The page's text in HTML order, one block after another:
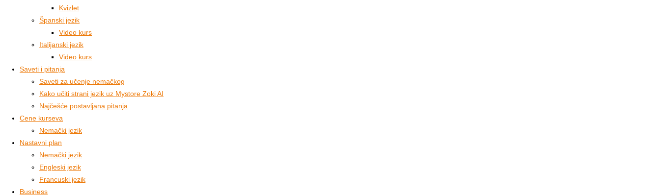
Kvizlet
Španski jezik
Video kurs
Italijanski jezik
Video kurs
Saveti i pitanja
Saveti za učenje nemačkog
Kako učiti strani jezik uz Mystore Zoki AI
Najčešće postavljana pitanja
Cene kurseva
Nemački jezik
Nastavni plan
Nemački jezik
Engleski jezik
Francuski jezik
Business